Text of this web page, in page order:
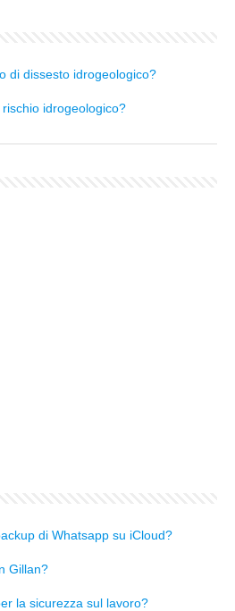
di dissesto idrogeologico?
idrogeologico?
di Whatsapp su iCloud?
Gillan?
la sicurezza sul lavoro?